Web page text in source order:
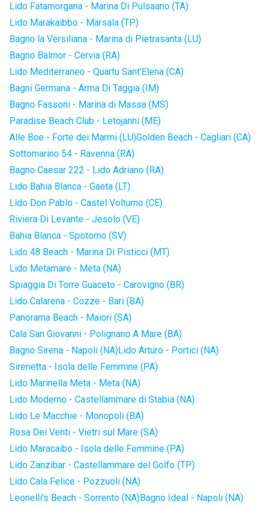
Lido Fatamorgana - Marina Di Pulsaano (TA)
Lido Marakaibbo - Marsala (TP)
Bagno la Versiliana - Marina di Pietrasanta (LU)
Bagno Balmor - Cervia (RA)
Lido Mediterraneo - Quartu Sant'Elena (CA)
Bagni Germana - Arma Di Taggia (IM)
Bagno Fassoni - Marina di Massa (MS)
Paradise Beach Club - Letojanni (ME)
Alle Boe - Forte dei Marmi (LU)Golden Beach - Cagliari (CA)
Sottomarino 54 - Ravenna (RA)
Bagno Caesar 222 - Lido Adriano (RA)
Lido Bahia Blanca - Gaeta (LT)
Lido Don Pablo - Castel Volturno (CE)
Riviera Di Levante - Jesolo (VE)
Bahia Blanca - Spotorno (SV)
Lido 48 Beach - Marina Di Pisticci (MT)
Lido Metamare - Meta (NA)
Spiaggia Di Torre Guaceto - Carovigno (BR)
Lido Calarena - Cozze - Bari (BA)
Panorama Beach - Maiori (SA)
Cala San Giovanni - Polignano A Mare (BA)
Bagno Sirena - Napoli (NA)Lido Arturo - Portici (NA)
Sirenetta - Isola delle Femmine (PA)
Lido Marinella Meta - Meta (NA)
Lido Moderno - Castellammare di Stabia (NA)
Lido Le Macchie - Monopoli (BA)
Rosa Dei Venti - Vietri sul Mare (SA)
Lido Maracaibo - Isola delle Femmine (PA)
Lido Zanzibar - Castellammare del Golfo (TP)
Lido Cala Felice - Pozzuoli (NA)
Leonelli's Beach - Sorrento (NA)Bagno Ideal - Napoli (NA)